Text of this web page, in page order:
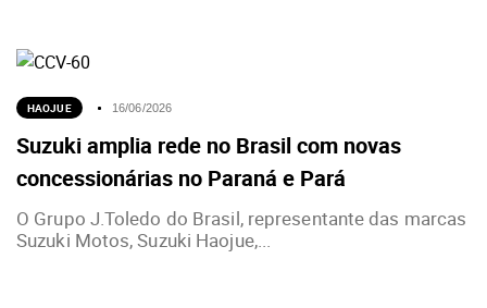
HAOJUE 16/06/2026
Suzuki amplia rede no Brasil com novas
concessionárias no Paraná e Pará
O Grupo J.Toledo do Brasil, representante das marcas
Suzuki Motos, Suzuki Haojue,...